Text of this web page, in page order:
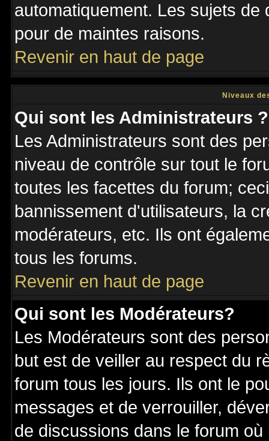
automatiquement. Les sujets
pour de maintes raisons.
Revenir en haut de page
Niveaux
Qui sont les Administrateurs ?
Les Administrateurs sont des
niveau de contrôle sur tout le
toutes les facettes du forum;
bannissement d'utilisateurs, la
modérateurs, etc. Ils ont
tous les forums.
Revenir en haut de page
Qui sont les Modérateurs?
Les Modérateurs sont des
but est de veiller au respect du
forum tous les jours. Ils ont le
messages et de verrouiller,
de discussions dans le forum